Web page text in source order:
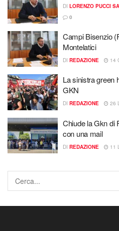
DI LORENZO PUCCI
0
Campi Bisenzio
Montelatici
DI REDAZIONE 14
La sinistra green
GKN
DI REDAZIONE 26
Chiude la Gkn di
con una mail
DI REDAZIONE 11